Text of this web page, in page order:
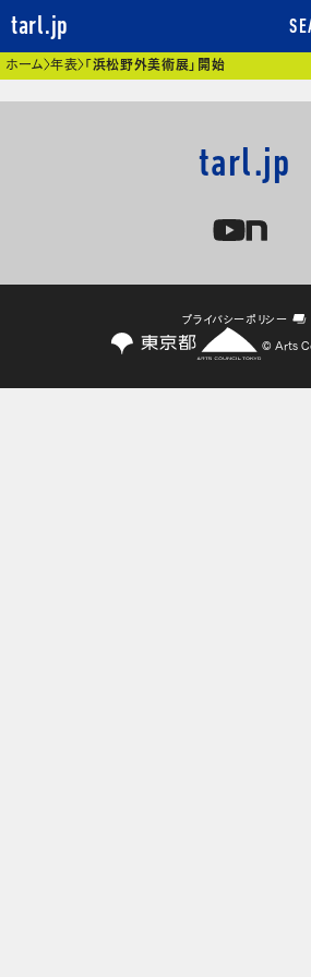
tarl.jp
現在位置
ホーム 年表 「浜松野外美術展」開始
tarl.jp
プライバシーポリシー
© Arts